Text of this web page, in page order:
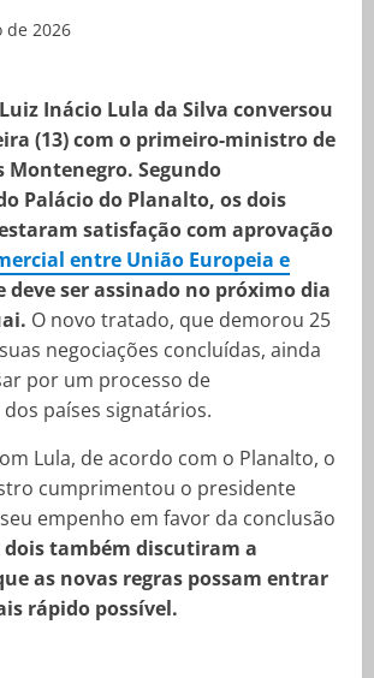
de 2026
Inácio Lula da Silva conversou
(13) com o primeiro-ministro de
Montenegro. Segundo
Palácio do Planalto, os dois
satisfação com aprovação
entre União Europeia e
deve ser assinado no próximo dia
O novo tratado, que demorou 25
negociações concluídas, ainda
por um processo de
países signatários.
Lula, de acordo com o Planalto, o
cumprimentou o presidente
empenho em favor da conclusão
dois também discutiram a
as novas regras possam entrar
rápido possível.